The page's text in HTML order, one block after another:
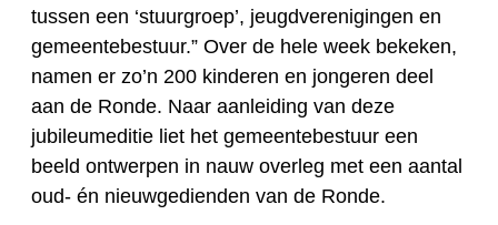
tussen een ‘stuurgroep’, jeugdverenigingen en
gemeentebestuur.” Over de hele week bekeken,
namen er zo’n 200 kinderen en jongeren deel
aan de Ronde. Naar aanleiding van deze
jubileumeditie liet het gemeentebestuur een
beeld ontwerpen in nauw overleg met een aantal
oud- én nieuwgedienden van de Ronde.